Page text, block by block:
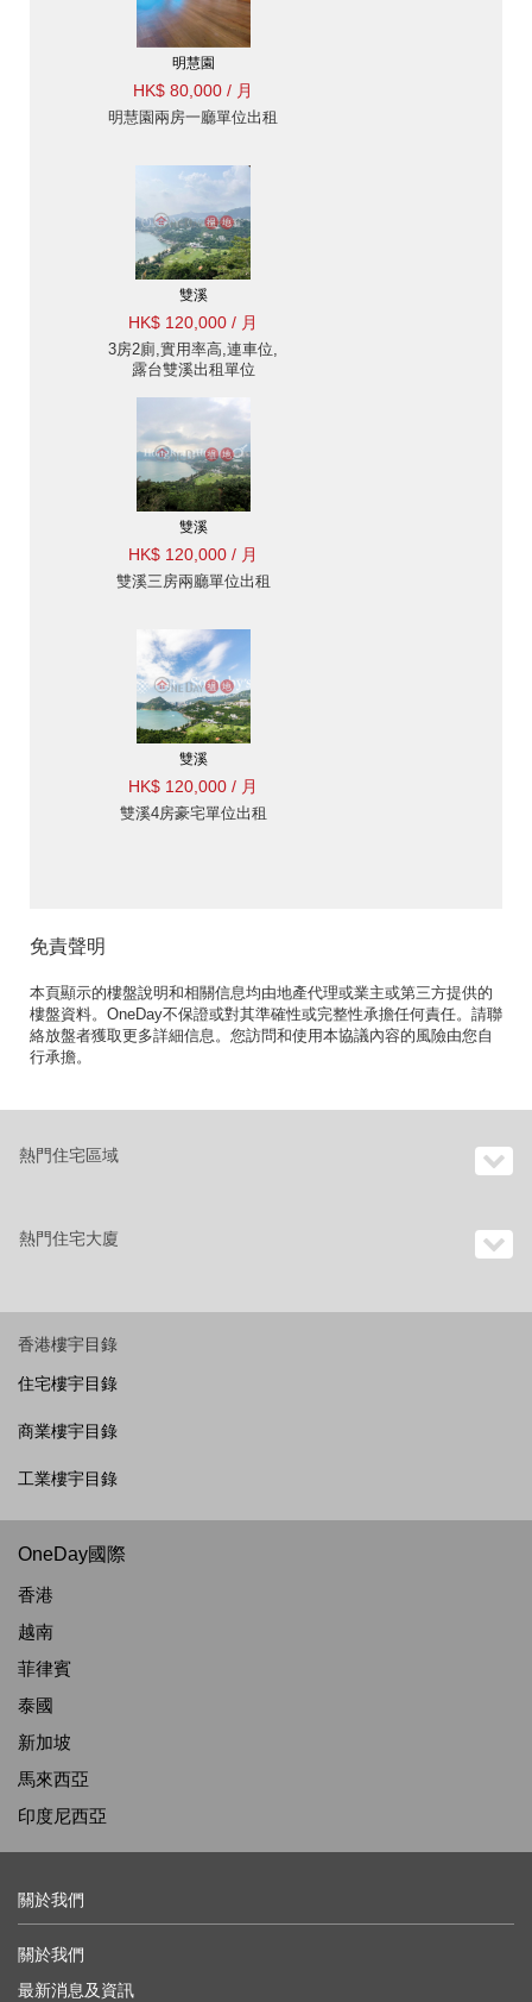
明慧園
HK$ 80,000 / 月
明慧園兩房一廳單位出租
雙溪
HK$ 120,000 / 月
3房2廁,實用率高,連車位,
露台雙溪出租單位
雙溪
HK$ 120,000 / 月
雙溪三房兩廳單位出租
雙溪
HK$ 120,000 / 月
雙溪4房豪宅單位出租
免責聲明
本頁顯示的樓盤說明和相關信息均由地產代理或業主或第三方提供的
樓盤資料。OneDay不保證或對其準確性或完整性承擔任何責任。請聯
絡放盤者獲取更多詳細信息。您訪問和使用本協議內容的風險由您自
行承擔。
熱門住宅區域
熱門住宅大廈
香港樓宇目錄
住宅樓宇目錄
商業樓宇目錄
工業樓宇目錄
OneDay國際
香港
越南
菲律賓
泰國
新加坡
馬來西亞
印度尼西亞
關於我們
關於我們
最新消息及資訊